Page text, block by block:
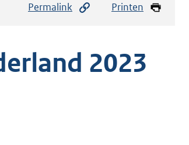
Permalink Printen
2023